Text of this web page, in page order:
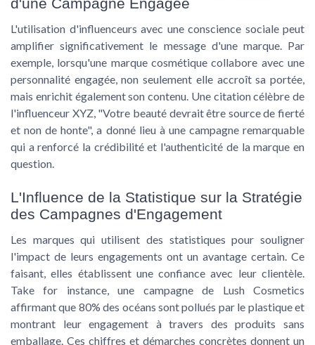
L'utilisation d'influenceurs avec une conscience sociale peut
amplifier significativement le message d'une marque. Par
exemple, lorsqu'une marque cosmétique collabore avec une
personnalité engagée, non seulement elle accroît sa portée,
mais enrichit également son contenu. Une citation célèbre de
l'influenceur XYZ, "Votre beauté devrait être source de fierté
et non de honte", a donné lieu à une campagne remarquable
qui a renforcé la crédibilité et l'authenticité de la marque en
question.
L'Influence de la Statistique sur la Stratégie
des Campagnes d'Engagement
Les marques qui utilisent des statistiques pour souligner
l'impact de leurs engagements ont un avantage certain. Ce
faisant, elles établissent une confiance avec leur clientèle.
Take for instance, une campagne de Lush Cosmetics
affirmant que 80% des océans sont pollués par le plastique et
montrant leur engagement à travers des produits sans
emballage. Ces chiffres et démarches concrètes donnent un